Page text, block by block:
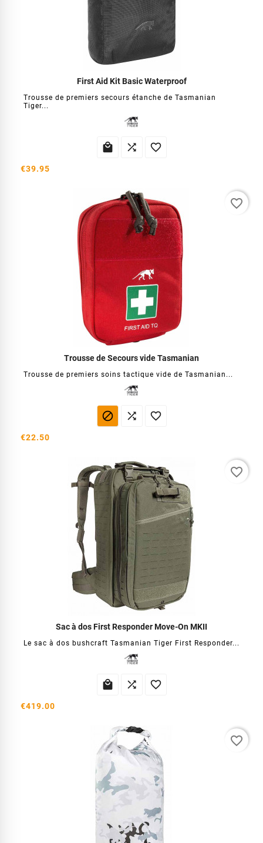
First Aid Kit Basic Waterproof
Trousse de premiers secours étanche de Tasmanian
Tiger...
  
€39.95
Trousse de Secours vide Tasmanian
Trousse de premiers soins tactique vide de Tasmanian...
  
€22.50
favorite_border
Sac à dos First Responder Move-On MKII
Le sac à dos bushcraft Tasmanian Tiger First Responder...
  
€419.00
favorite_border
favorite_border